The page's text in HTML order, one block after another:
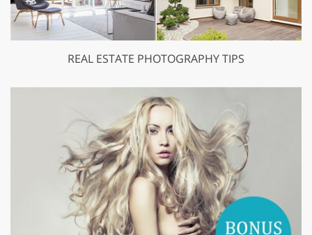
REAL ESTATE PHOTOGRAPHY TIPS